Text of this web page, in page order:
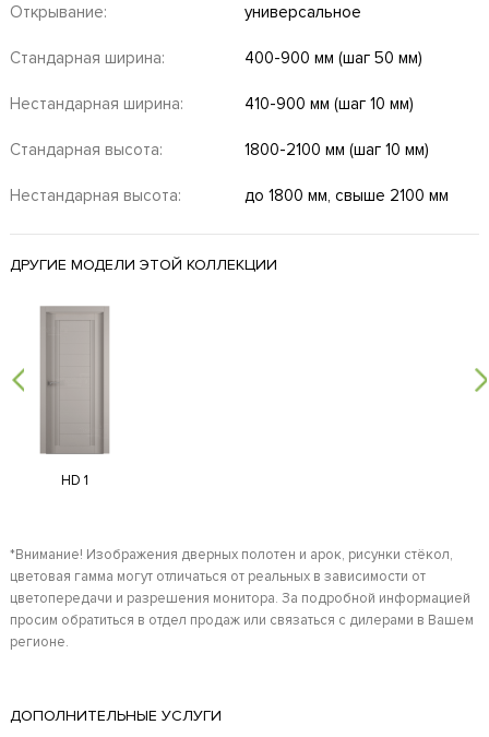
Открывание: универсальное
Стандарная ширина: 400-900 мм (шаг 50 мм)
Нестандарная ширина: 410-900 мм (шаг 10 мм)
Стандарная высота: 1800-2100 мм (шаг 10 мм)
Нестандарная высота: до 1800 мм, свыше 2100 мм
ДРУГИЕ МОДЕЛИ ЭТОЙ КОЛЛЕКЦИИ
HD 1
*Внимание! Изображения дверных полотен и арок, рисунки стёкол,
цветовая гамма могут отличаться от реальных в зависимости от
цветопередачи и разрешения монитора. За подробной информацией
просим обратиться в отдел продаж или связаться с дилерами в Вашем
регионе.
ДОПОЛНИТЕЛЬНЫЕ УСЛУГИ